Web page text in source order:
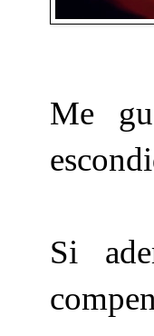
Me
Si